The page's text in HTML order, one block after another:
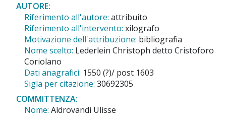
AUTORE:
Riferimento all'autore: attribuito
Riferimento all'intervento: xilografo
Motivazione dell'attribuzione: bibliografia
Nome scelto: Lederlein Christoph detto Cristoforo
Coriolano
Dati anagrafici: 1550 (?)/ post 1603
Sigla per citazione: 30692305
COMMITTENZA:
Nome: Aldrovandi Ulisse